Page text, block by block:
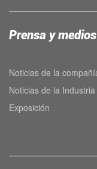
Prensa y medios
Noticias de la
Noticias de la Industria
Exposición